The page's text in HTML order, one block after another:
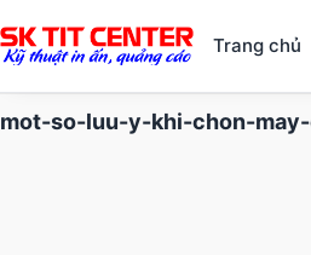
Trang chủ
mot-so-luu-y-khi-chon-